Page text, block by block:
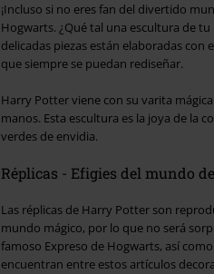
¡Incluso si no eres fan del divertido
Hogwarts. ¿Qué tal una escultura de
delicadas piezas están elaboradas
que siempre se puedan rediseñar.
Harry Potter viene con su varita
manos. Esta escultura es la joya de la
verdes de envidia.
Réplicas - Efigies del mundo
Las réplicas de Harry Potter son
mundo mágico, por lo que no será
famoso Expreso de Hogwarts, así
encuentran entre estos artículos